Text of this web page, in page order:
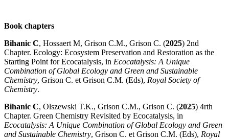
Book chapters
Bihanic C, Hossaert M, Grison C.M., Grison C. (2025) 2nd
Chapter. Ecology: Ecosystem Preservation and Restoration as the
Starting Point for Ecocatalysis, in Ecocatalysis: A Unique
Combination of Global Ecology and Green and Sustainable
Chemistry, Grison C. et Grison C.M. (Eds), Royal Society of
Chemistry.
Bihanic C, Olszewski T.K., Grison C.M., Grison C. (2025) 4rth
Chapter. Green Chemistry Revisited by Ecocatalysis, in
Ecocatalysis: A Unique Combination of Global Ecology and Green
and Sustainable Chemistry, Grison C. et Grison C.M. (Eds), Royal